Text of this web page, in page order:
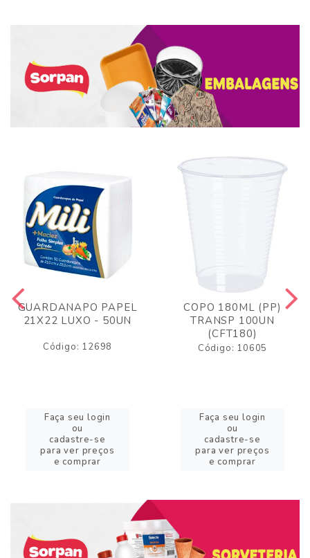
GUARDANAPO PAPEL
21X22 LUXO - 50UN
Código: 12698
Faça seu login
ou
cadastre-se
para ver preços
e comprar
COPO 180ML (PP)
TRANSP 100UN
(CFT180)
Código: 10605
Faça seu login
ou
cadastre-se
para ver preços
e comprar